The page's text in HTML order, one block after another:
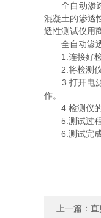
全自动渗透
混凝土的渗透
透性测试仪用
全自动渗透
1.连接好检
2.将检测仪
3.打开电源
作。
4.检测仪的
5.测试过程
6.测试完成
上一篇： 直